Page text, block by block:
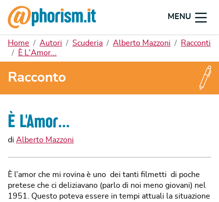
MENU
Home Autori Scuderia Alberto Mazzoni
Racconti
È L'Amor...
Racconto
È L'Amor...
di Alberto Mazzoni
È l’amor che mi rovina è uno dei tanti filmetti di poche
pretese che ci deliziavano (parlo di noi meno giovani) nel
1951. Questo poteva essere in tempi attuali la situazione